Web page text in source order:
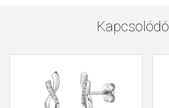
Kapcsolódó